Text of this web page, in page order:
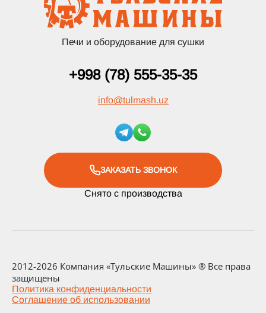
Печи и оборудование для сушки
+998 (78) 555-35-35
info@tulmash.uz
ЗАКАЗАТЬ ЗВОНОК
Снято с производства
2012-2026 Компания «Тульские Машины» ® Все права
защищены
Политика конфиденциальности
Соглашение об использовании